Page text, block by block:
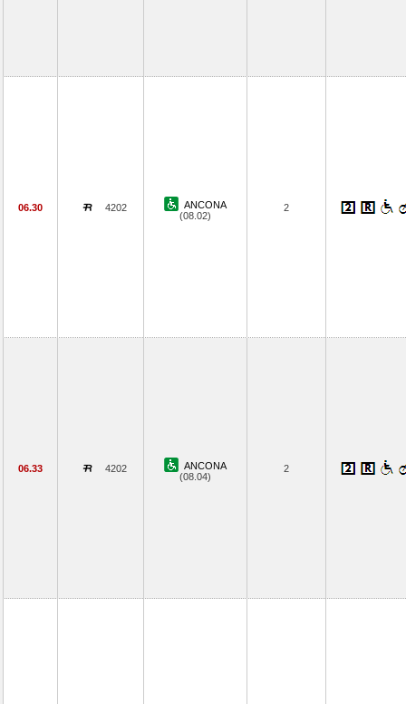
06.30 4202
ANCONA
(08.02)
2
06.33 4202
ANCONA
(08.04)
2